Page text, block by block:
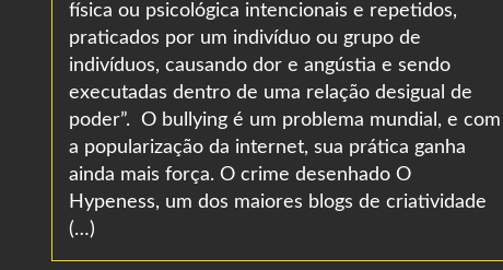
física ou psicológica intencionais e repetidos,
praticados por um indivíduo ou grupo de
indivíduos, causando dor e angústia e sendo
executadas dentro de uma relação desigual de
poder”. O bullying é um problema mundial, e com
a popularização da internet, sua prática ganha
ainda mais força. O crime desenhado O
Hypeness, um dos maiores blogs de criatividade
(…)